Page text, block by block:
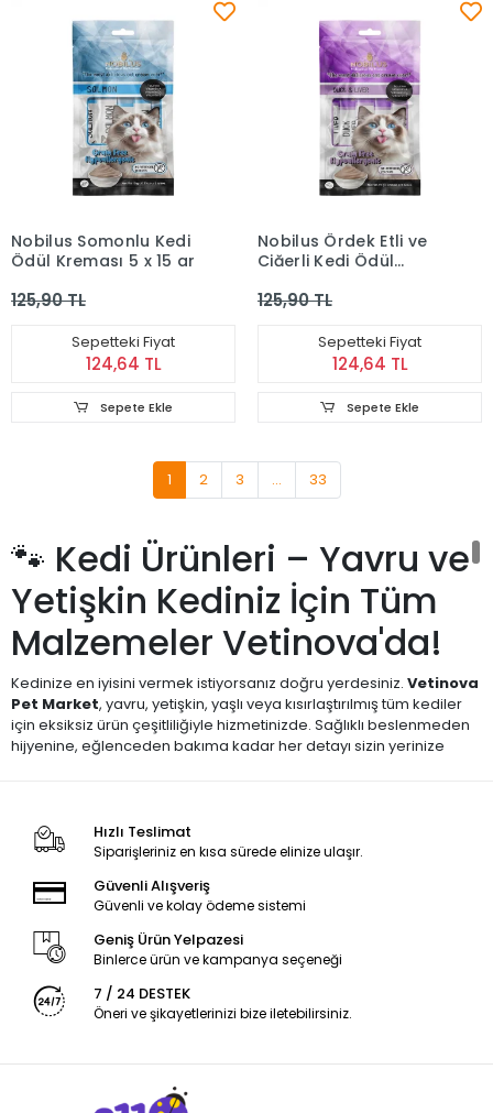
Nobilus Somonlu Kedi
Ödül Kreması 5 x 15 gr
125,90 TL
Sepetteki Fiyat
124,64 TL
Sepete Ekle
Nobilus Ördek Etli ve
Ciğerli Kedi Ödül
125,90 TL
Sepetteki Fiyat
124,64 TL
Sepete Ekle
1 2 3 ... 33
🐾 Kedi Ürünleri – Yavru ve
Yetişkin Kediniz İçin Tüm
Malzemeler Vetinova'da!
Kedinize en iyisini vermek istiyorsanız doğru yerdesiniz. Vetinova
Pet Market, yavru, yetişkin, yaşlı veya kısırlaştırılmış tüm kediler
için eksiksiz ürün çeşitliliğiyle hizmetinizde. Sağlıklı beslenmeden
hijyenine, eğlenceden bakıma kadar her detayı sizin yerinize
🥣 Kuru Kedi Mamaları – Pro
Plan, Royal Canin, N&D ve
Daha Fazlası
Kedinizin günlük beslenme ihtiyacını karşılamak için özenle
seçilmiş kuru mama çeşitlerimizle tanışın.
Yavru, yetişkin, yaşlı ve kısırlaştırılmış
formüller
🔹 Kaliteli içerikleriyle öne çıkan markalar:Pro Plan
🔹 Tahılsız, hassas sindirim sistemine uygun ve diyet formüller
Kuru Kedi Mamaları
Hızlı Teslimat
Siparişleriniz en kısa sürede elinize ulaşır.
Güvenli Alışveriş
Güvenli ve kolay ödeme sistemi
Geniş Ürün Yelpazesi
Binlerce ürün ve kampanya seçeneği
7 / 24 DESTEK
Öneri ve şikayetlerinizi bize iletebilirsiniz.